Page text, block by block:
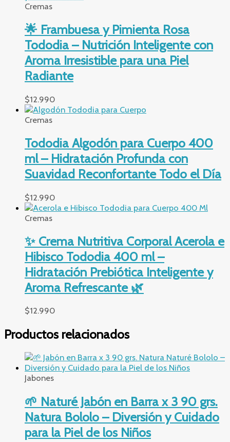
Cremas
🌟 Frambuesa y Pimienta Rosa
Tododia – Nutrición Inteligente con
Aroma Irresistible para una Piel
Radiante
$12.990
Cremas
Tododia Algodón para Cuerpo 400
ml – Hidratación Profunda con
Suavidad Reconfortante Todo el Día
$12.990
Cremas
✨ Crema Nutritiva Corporal Acerola e
Hibisco Tododia 400 ml –
Hidratación Prebiótica Inteligente y
Aroma Refrescante 🌿
$12.990
Productos relacionados
Jabones
🌱 Naturé Jabón en Barra x 3 90 grs.
Natura Bololo – Diversión y Cuidado
para la Piel de los Niños